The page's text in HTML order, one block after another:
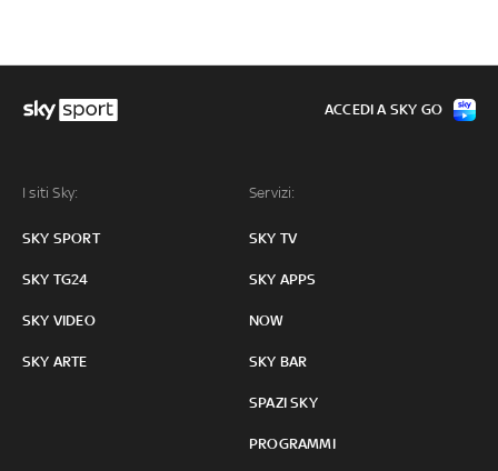
I siti Sky:
SKY SPORT
SKY TG24
SKY VIDEO
SKY ARTE
Servizi:
SKY TV
SKY APPS
NOW
SKY BAR
SPAZI SKY
PROGRAMMI
ACCEDI A SKY GO